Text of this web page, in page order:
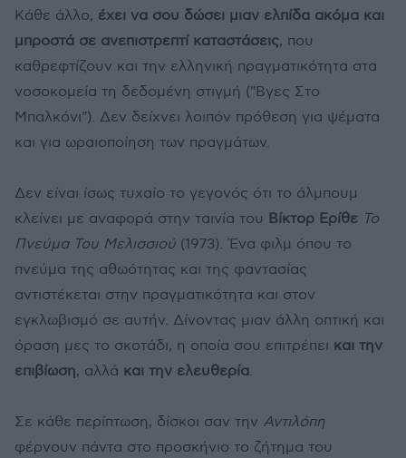
Κάθε άλλο, έχει να σου δώσει μιαν ελπίδα ακόμα και
μπροστά σε ανεπιστρεπτί καταστάσεις, που
καθρεφτίζουν και την ελληνική πραγματικότητα στα
νοσοκομεία τη δεδομένη στιγμή ("Βγες Στο
Μπαλκόνι"). Δεν δείχνει λοιπόν πρόθεση για ψέματα
και για ωραιοποίηση των πραγμάτων.
Δεν είναι ίσως τυχαίο το γεγονός ότι το άλμπουμ
κλείνει με αναφορά στην ταινία του Βίκτορ Ερίθε Το
Πνεύμα Του Μελισσιού (1973). Ένα φιλμ όπου το
πνεύμα της αθωότητας και της φαντασίας
αντιστέκεται στην πραγματικότητα και στον
εγκλωβισμό σε αυτήν. Δίνοντας μιαν άλλη οπτική και
όραση μες το σκοτάδι, η οποία σου επιτρέπει και την
επιβίωση, αλλά και την ελευθερία.
Σε κάθε περίπτωση, δίσκοι σαν την Αντιλόπη
φέρνουν πάντα στο προσκήνιο το ζήτημα του